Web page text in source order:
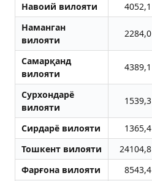
Навоий вилояти 4052,1
Наманган
вилояти
2284,0
Самарқанд
вилояти
4389,1
Сурхондарё
вилояти
1539,3
Сирдарё вилояти 1365,4
Тошкент вилояти
24104,8
Фарғона вилояти
8543,4